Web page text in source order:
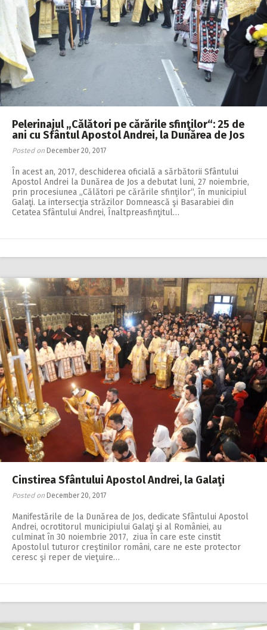
Pelerinajul „Călători pe cărările sfinţilor“: 25 de
ani cu Sfântul Apostol Andrei, la Dunărea de Jos
Posted on December 20, 2017
În acest an, 2017, deschiderea oficială a sărbătorii Sfântului
Apostol Andrei la Dunărea de Jos a debutat luni, 27 noiembrie,
prin procesiunea „Călători pe cărările sfinţilor“, în municipiul
Galaţi. La intersecţia străzilor Domnească şi Basarabiei din
Cetatea Sfântului Andrei, Înaltpreasfinţitul…
Cinstirea Sfântului Apostol Andrei, la Galaţi
Posted on December 20, 2017
Manifestările de la Dunărea de Jos, dedicate Sfântului Apostol
Andrei, ocrotitorul municipiului Galaţi şi al României, au
culminat în 30 noiembrie 2017, ziua în care este cinstit
Apostolul tuturor creştinilor români, care ne este protector
ceresc şi reper de vieţuire…